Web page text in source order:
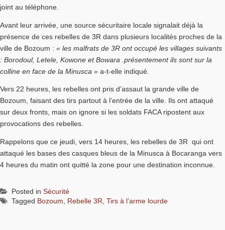
joint au téléphone.
Avant leur arrivée, une source sécuritaire locale signalait déjà la
présence de ces rebelles de 3R dans plusieurs localités proches de la
ville de Bozoum : « les malfrats de 3R ont occupé les villages suivants
: Borodoul, Letele, Kowone et Bowara .présentement ils sont sur la
colline en face de la Minusca » a-t-elle indiqué.
Vers 22 heures, les rebelles ont pris d’assaut la grande ville de
Bozoum, faisant des tirs partout à l’entrée de la ville. Ils ont attaqué
sur deux fronts, mais on ignore si les soldats FACA ripostent aux
provocations des rebelles.
Rappelons que ce jeudi, vers 14 heures, les rebelles de 3R qui ont
attaqué les bases des casques bleus de la Minusca à Bocaranga vers
4 heures du matin ont quitté la zone pour une destination inconnue.
Posted in Sécurité
Tagged Bozoum, Rebelle 3R, Tirs à l’arme lourde